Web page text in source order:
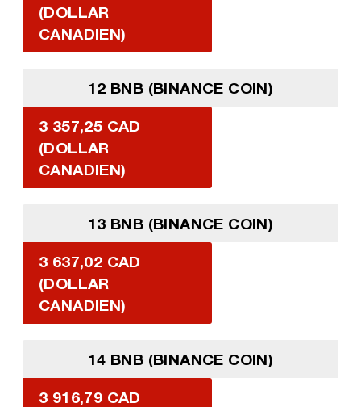
(DOLLAR
CANADIEN)
12 BNB (BINANCE COIN)
3 357,25 CAD
(DOLLAR
CANADIEN)
13 BNB (BINANCE COIN)
3 637,02 CAD
(DOLLAR
CANADIEN)
14 BNB (BINANCE COIN)
3 916,79 CAD